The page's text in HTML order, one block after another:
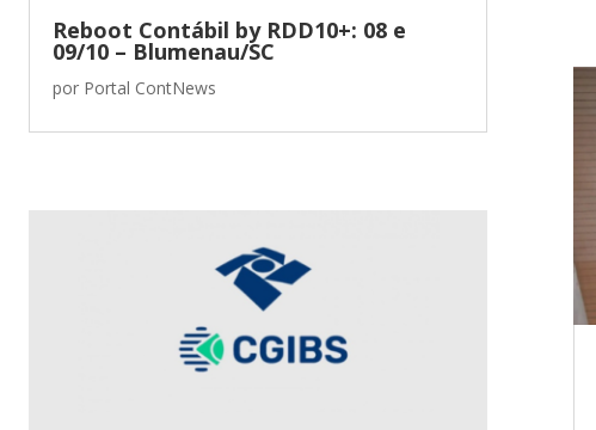
Reboot Contábil by RDD10+: 08 e
09/10 – Blumenau/SC
por Portal ContNews